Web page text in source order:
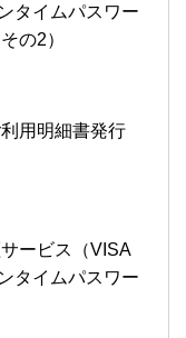
タイムパスワー
の2）
用明細書発行
ービス（VISA
タイムパスワー